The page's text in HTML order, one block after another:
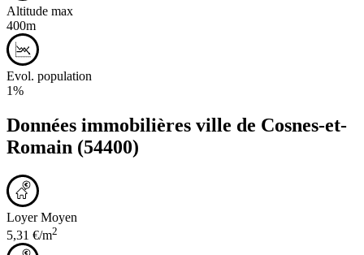
Altitude max
400m
Evol. population
1%
Données immobilières ville de Cosnes-et-
Romain (54400)
Loyer Moyen
5,31 €/m2